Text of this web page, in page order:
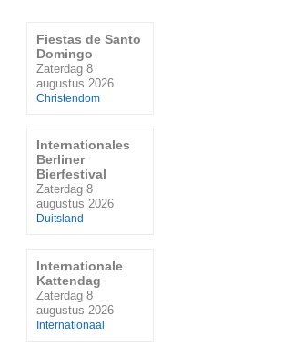
Fiestas de Santo
Domingo
Zaterdag 8
augustus 2026
Christendom
Internationales
Berliner
Bierfestival
Zaterdag 8
augustus 2026
Duitsland
Internationale
Kattendag
Zaterdag 8
augustus 2026
Internationaal